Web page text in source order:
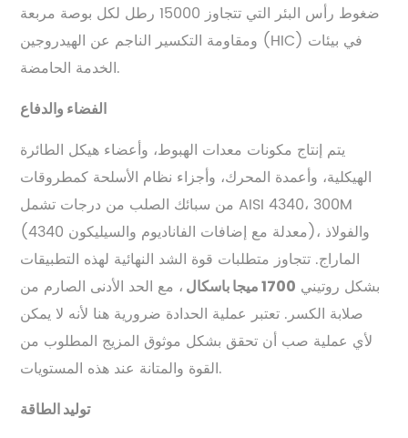
ضغوط رأس البئر التي تتجاوز 15000 رطل لكل بوصة مربعة
ومقاومة التكسير الناجم عن الهيدروجين (HIC) في بيئات
الخدمة الحامضة.
الفضاء والدفاع
يتم إنتاج مكونات معدات الهبوط، وأعضاء هيكل الطائرة
الهيكلية، وأعمدة المحرك، وأجزاء نظام الأسلحة كمطروقات
من سبائك الصلب من درجات تشمل AISI 4340، 300M
(4340 معدلة مع إضافات الفاناديوم والسيليكون)، والفولاذ
الماراج. تتجاوز متطلبات قوة الشد النهائية لهذه التطبيقات
بشكل روتيني 1700 ميجا باسكال
، مع الحد الأدنى الصارم من
صلابة الكسر. تعتبر عملية الحدادة ضرورية هنا لأنه لا يمكن
لأي عملية صب أن تحقق بشكل موثوق المزيج المطلوب من
القوة والمتانة عند هذه المستويات.
توليد الطاقة